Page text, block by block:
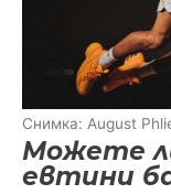
Снимка: August
Можете
евтини